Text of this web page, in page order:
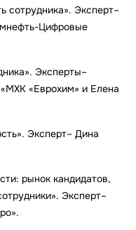
сотрудника». Эксперт–
Цифровые
Эксперты–
«Еврохим» и Елена
Эксперт– Дина
рынок кандидатов,
Эксперт–